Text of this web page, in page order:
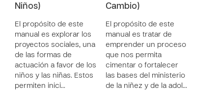
Niños)
El propósito de este
manual es explorar los
proyectos sociales, una
de las formas de
actuación a favor de los
niños y las niñas. Estos
permiten inici…
Cambio)
El propósito de este
manual es tratar de
emprender un proceso
que nos permita
cimentar o fortalecer
las bases del ministerio
de la niñez y de la adol…